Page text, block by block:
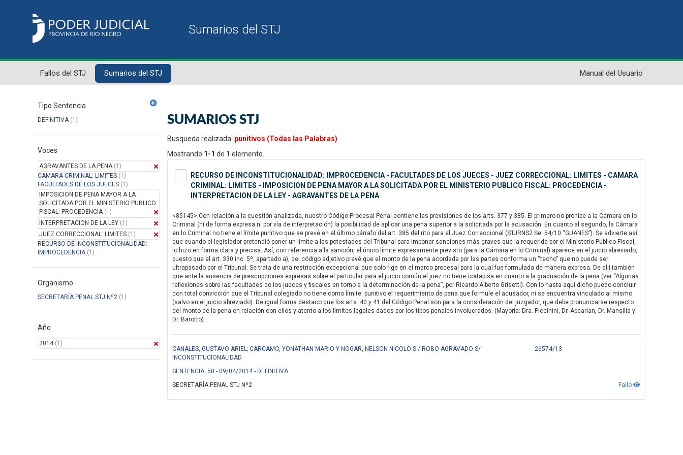
Fallos del STJ Sumarios del STJ Manual del Usuario
Tipo Sentencia
DEFINITIVA(1)
Voces
AGRAVANTES DE LA PENA(1)
CAMARA CRIMINAL: LIMITES (1)
FACULTADES DE LOS JUECES (1)
IMPOSICION DE PENA MAYOR A LA
SOLICITADA POR EL MINISTERIO PUBLICO
FISCAL: PROCEDENCIA(1)
INTERPRETACION DE LA LEY (1)
JUEZ CORRECCIONAL: LIMITES (1)
RECURSO DE INCONSTITUCIONALIDAD:
IMPROCEDENCIA(1)
Organismo
SECRETARÍA PENAL STJ Nº2 (1)
Año
2014(1)
SUMARIOS STJ
Busqueda realizada: punitivos (Todas las Palabras)
Mostrando 1-1 de 1 elemento.
RECURSO DE INCONSTITUCIONALIDAD: IMPROCEDENCIA - FACULTADES DE LOS JUECES - JUEZ CORRECCIONAL: LIMITES - CAMARA
CRIMINAL: LIMITES - IMPOSICION DE PENA MAYOR A LA SOLICITADA POR EL MINISTERIO PUBLICO FISCAL: PROCEDENCIA -
INTERPRETACION DE LA LEY - AGRAVANTES DE LA PENA
<85145> Con relación a la cuestión analizada, nuestro Código Procesal Penal contiene las previsiones de los arts. 377 y 385. El primero no prohíbe a la Cámara en lo
Criminal (ni de forma expresa ni por vía de interpretación) la posibilidad de aplicar una pena superior a la solicitada por la acusación. En cuanto al segundo, la Cámara
en lo Criminal no tiene el límite punitivo que se prevé en el último párrafo del art. 385 del rito para el Juez Correccional (STJRNS2 Se. 54/10 “GUANES”). Se advierte así
que cuando el legislador pretendió poner un límite a las potestades del Tribunal para imponer sanciones más graves que la requerida por el Ministerio Público Fiscal,
lo hizo en forma clara y precisa. Así, con referencia a la sanción, el único límite expresamente previsto (para la Cámara en lo Criminal) aparece en el juicio abreviado,
puesto que el art. 330 inc. 5º, apartado a), del código adjetivo prevé que el monto de la pena acordada por las partes conforma un “techo” que no puede ser
ultrapasado por el Tribunal. Se trata de una restricción excepcional que solo rige en el marco procesal para la cual fue formulada de manera expresa. De allí también
que ante la ausencia de prescripciones expresas sobre el particular para el juicio común el juez no tiene cortapisa en cuanto a la graduación de la pena (ver “Algunas
reflexiones sobre las facultades de los jueces y fiscales en torno a la determinación de la pena”, por Ricardo Alberto Grisetti). Con lo hasta aquí dicho puedo concluir
con total convicción que el Tribunal colegiado no tiene como límite punitivo el requerimiento de pena que formule el acusador, ni se encuentra vinculado al mismo
(salvo en el juicio abreviado). De igual forma destaco que los arts. 40 y 41 del Código Penal son para la consideración del juzgador, que debe pronunciarse respecto
del monto de la pena en relación con ellos y atento a los límites legales dados por los tipos penales involucrados. (Mayoría: Dra. Piccinini, Dr. Apcarian, Dr. Mansilla y
Dr. Barotto)
CANALES, GUSTAVO ARIEL; CARCAMO, YONATHAN MARIO Y NOGAR, NELSON NICOLO S / ROBO AGRAVADO S/
INCONSTITUCIONALIDAD
26574/13
SENTENCIA: 50 - 09/04/2014 - DEFINITIVA
Fallo
SECRETARÍA PENAL STJ Nº2